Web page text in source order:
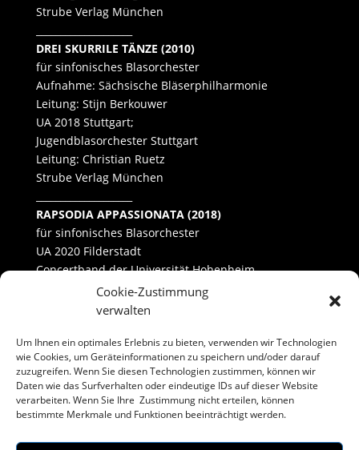
Cookie-Zustimmung
verwalten
Um Ihnen ein optimales Erlebnis zu bieten, verwenden wir Technologien
wie Cookies, um Geräteinformationen zu speichern und/oder darauf
zuzugreifen. Wenn Sie diesen Technologien zustimmen, können wir
Daten wie das Surfverhalten oder eindeutige IDs auf dieser Website
verarbeiten. Wenn Sie Ihre Zustimmung nicht erteilen, können
bestimmte Merkmale und Funktionen beeinträchtigt werden.
Strube Verlag München
DREI SKURRILE TÄNZE (2010)
für sinfonisches Blasorchester
Aufnahme: Sächsische Bläserphilharmonie
Leitung: Stijn Berkouwer
UA 2018 Stuttgart;
Jugendblasorchester Stuttgart
Leitung: Christian Ruetz
Strube Verlag München
RAPSODIA APPASSIONATA (2018)
für sinfonisches Blasorchester
UA 2020 Filderstadt
Concertband der Universität Hohenheim
Leitung: Benedict Schultheiß